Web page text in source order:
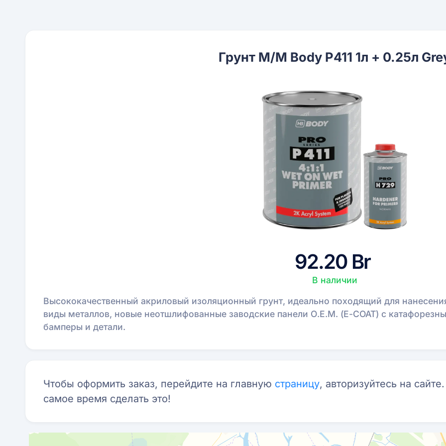
Грунт М/М Body P411 1л + 0.25л
92.20 Br
В наличии
Высококачественный акриловый изоляционный грунт, идеально походящий для
виды металлов, новые неотшлифованные заводские панели О.Е.М. (Е-COAT) с
бамперы и детали.
Чтобы оформить заказ, перейдите на главную страницу, авторизуйтесь на
самое время сделать это!